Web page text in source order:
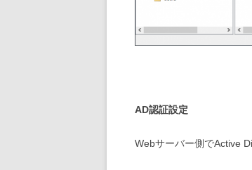
AD認証設定
Webサーバー側でActive